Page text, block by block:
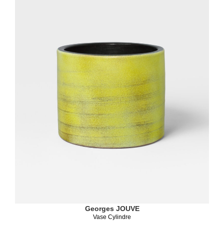
Georges JOUVE
Vase Cylindre